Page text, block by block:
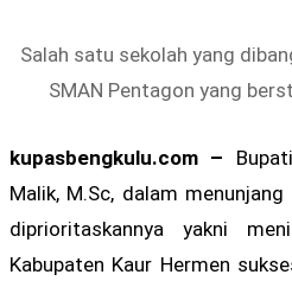
Salah satu sekolah yang
SMAN Pentagon yang
kupasbengkulu.com –
Malik, M.Sc, dalam
diprioritaskannya yakni
Kabupaten Kaur Hermen